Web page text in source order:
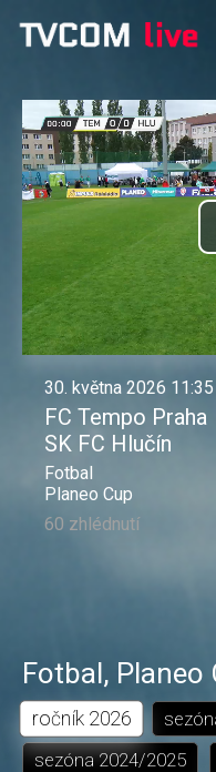
30. května 2026 11:35
FC Tempo Praha
SK FC Hlučín
Fotbal
Planeo Cup
60 zhlédnutí
Fotbal, Planeo
ročník 2026
sezóna 2024/2025